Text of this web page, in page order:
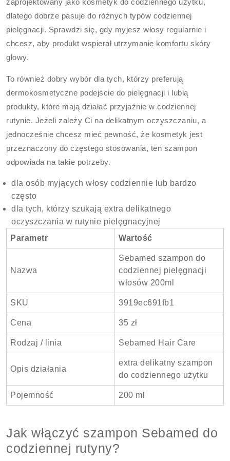
zaprojektowany jako kosmetyk do codziennego użytku,
dlatego dobrze pasuje do różnych typów codziennej
pielęgnacji. Sprawdzi się, gdy myjesz włosy regularnie i
chcesz, aby produkt wspierał utrzymanie komfortu skóry
głowy.
To również dobry wybór dla tych, którzy preferują
dermokosmetyczne podejście do pielęgnacji i lubią
produkty, które mają działać przyjaźnie w codziennej
rutynie. Jeżeli zależy Ci na delikatnym oczyszczaniu, a
jednocześnie chcesz mieć pewność, że kosmetyk jest
przeznaczony do częstego stosowania, ten szampon
odpowiada na takie potrzeby.
dla osób myjących włosy codziennie lub bardzo
często
dla tych, którzy szukają extra delikatnego
oczyszczania w rutynie pielęgnacyjnej
Parametr
Wartość
Nazwa
Sebamed szampon do
codziennej pielęgnacji
włosów 200ml
SKU 3919ec691fb1
Cena 35 zł
Rodzaj / linia Sebamed Hair Care
Opis działania
extra delikatny szampon
do codziennego użytku
Pojemność 200 ml
Jak włączyć szampon Sebamed do
codziennej rutyny?